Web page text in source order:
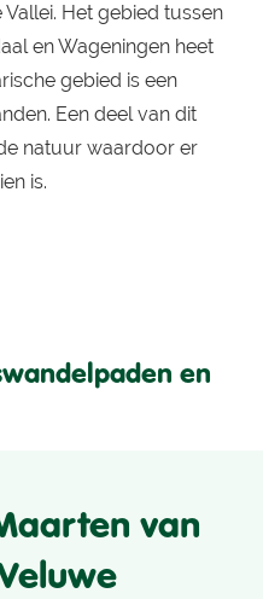
Het gebied tussen
en Wageningen heet
gebied is een
Een deel van dit
natuur waardoor er
is.
en
van